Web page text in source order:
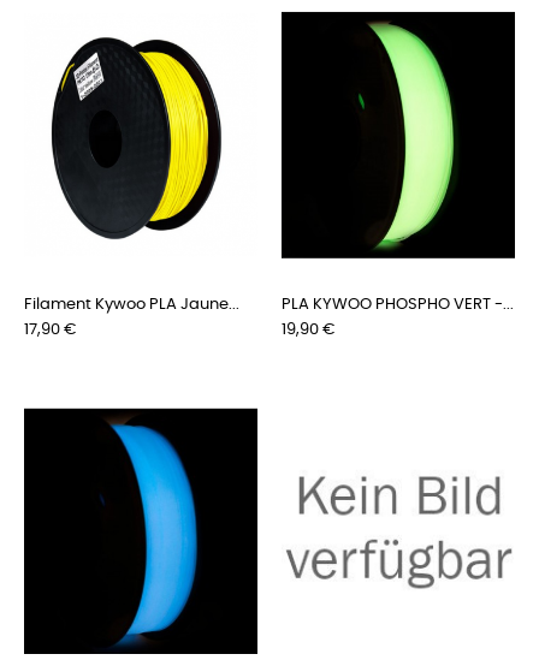
Filament Kywoo PLA Jaune...
Preis
17,90 €
PLA KYWOO PHOSPHO VERT -...
Preis
19,90 €